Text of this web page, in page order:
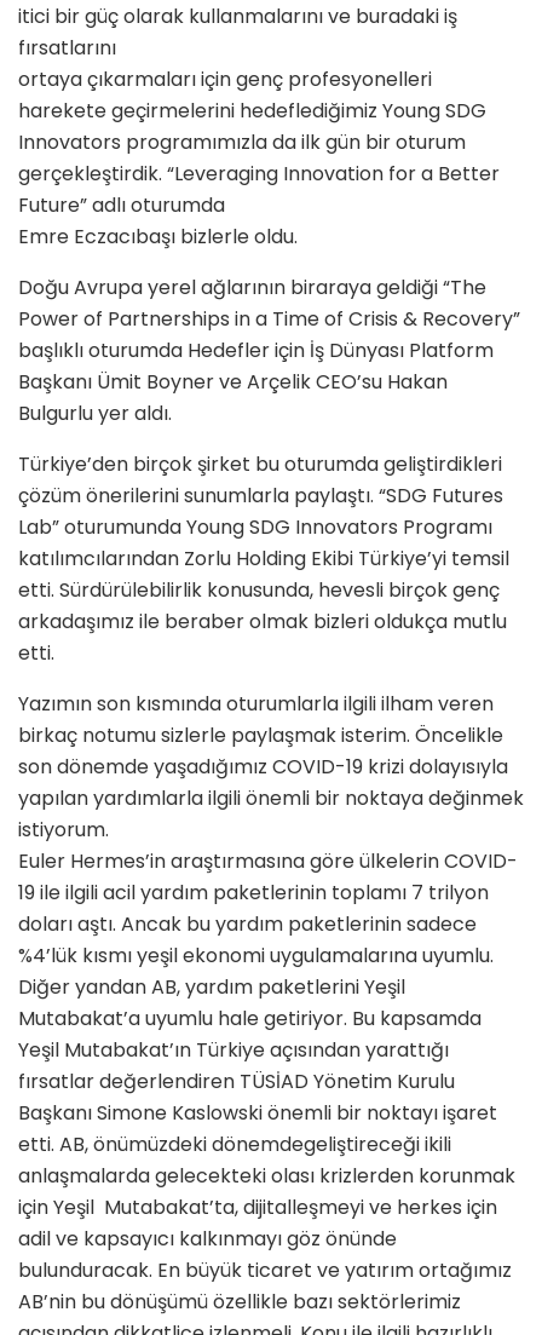
itici bir güç olarak kullanmalarını ve buradaki iş
fırsatlarını
ortaya çıkarmaları için genç profesyonelleri
harekete geçirmelerini hedeflediğimiz Young SDG
Innovators programımızla da ilk gün bir oturum
gerçekleştirdik. “Leveraging Innovation for a Better
Future” adlı oturumda
Emre Eczacıbaşı bizlerle oldu.
Doğu Avrupa yerel ağlarının biraraya geldiği “The
Power of Partnerships in a Time of Crisis & Recovery”
başlıklı oturumda Hedefler için İş Dünyası Platform
Başkanı Ümit Boyner ve Arçelik CEO’su Hakan
Bulgurlu yer aldı.
Türkiye’den birçok şirket bu oturumda geliştirdikleri
çözüm önerilerini sunumlarla paylaştı. “SDG Futures
Lab” oturumunda Young SDG Innovators Programı
katılımcılarından Zorlu Holding Ekibi Türkiye’yi temsil
etti. Sürdürülebilirlik konusunda, hevesli birçok genç
arkadaşımız ile beraber olmak bizleri oldukça mutlu
etti.
Yazımın son kısmında oturumlarla ilgili ilham veren
birkaç notumu sizlerle paylaşmak isterim. Öncelikle
son dönemde yaşadığımız COVID-19 krizi dolayısıyla
yapılan yardımlarla ilgili önemli bir noktaya değinmek
istiyorum.
Euler Hermes’in araştırmasına göre ülkelerin COVID-
19 ile ilgili acil yardım paketlerinin toplamı 7 trilyon
doları aştı. Ancak bu yardım paketlerinin sadece
%4’lük kısmı yeşil ekonomi uygulamalarına uyumlu.
Diğer yandan AB, yardım paketlerini Yeşil
Mutabakat’a uyumlu hale getiriyor. Bu kapsamda
Yeşil Mutabakat’ın Türkiye açısından yarattığı
fırsatlar değerlendiren TÜSİAD Yönetim Kurulu
Başkanı Simone Kaslowski önemli bir noktayı işaret
etti. AB, önümüzdeki dönemdegeliştireceği ikili
anlaşmalarda gelecekteki olası krizlerden korunmak
için Yeşil Mutabakat’ta, dijitalleşmeyi ve herkes için
adil ve kapsayıcı kalkınmayı göz önünde
bulunduracak. En büyük ticaret ve yatırım ortağımız
AB’nin bu dönüşümü özellikle bazı sektörlerimiz